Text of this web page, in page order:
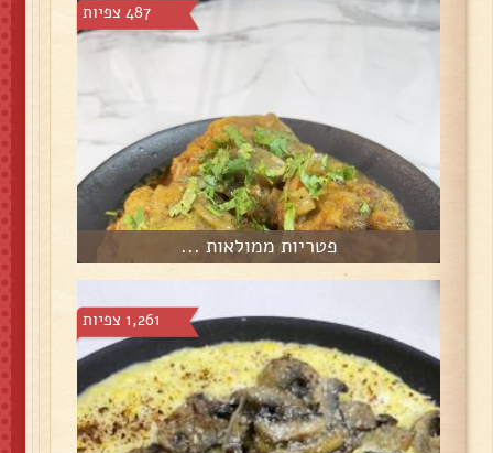
487 צפיות
פטריות ממולאות ...
1,261 צפיות